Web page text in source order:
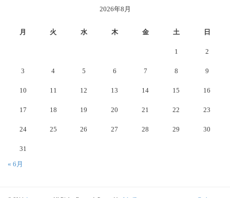
2026年8月
月 火 水 木 金 土 日
1 2
3 4 5 6 7 8 9
10 11 12 13 14 15 16
17 18 19 20 21 22 23
24 25 26 27 28 29 30
31
« 6月